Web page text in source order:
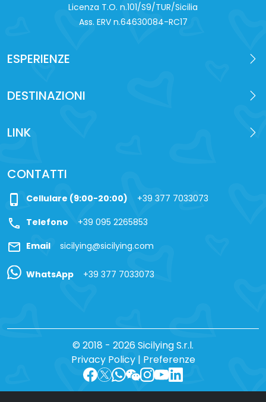
Licenza T.O. n.101/S9/TUR/Sicilia
Ass. ERV n.64630084-RC17
ESPERIENZE
DESTINAZIONI
LINK
CONTATTI
phone_iphone Cellulare (9:00-20:00) +39 377 7033073
call Telefono +39 095 2265853
mail Email sicilying@sicilying.com
WhatsApp +39 377 7033073
© 2018 - 2026 Sicilying S.r.l.
Privacy Policy| Preferenze